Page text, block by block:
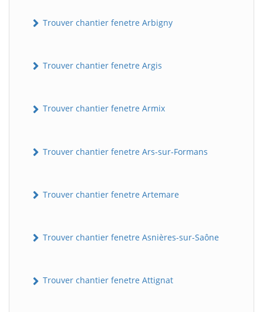
Trouver chantier fenetre Arbigny
Trouver chantier fenetre Argis
Trouver chantier fenetre Armix
Trouver chantier fenetre Ars-sur-Formans
Trouver chantier fenetre Artemare
Trouver chantier fenetre Asnières-sur-Saône
Trouver chantier fenetre Attignat